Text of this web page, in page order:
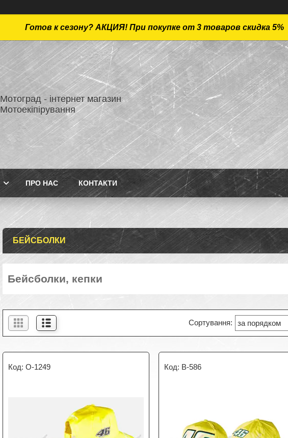
Готов к сезону? АКЦИЯ! При покупке от 3 товаров скидка 5%
Мотоград - інтернет магазин
Мотоекіпірування
ПРО НАС КОНТАКТИ
БЕЙСБОЛКИ
Бейсболки, кепки
O-1249 B-586